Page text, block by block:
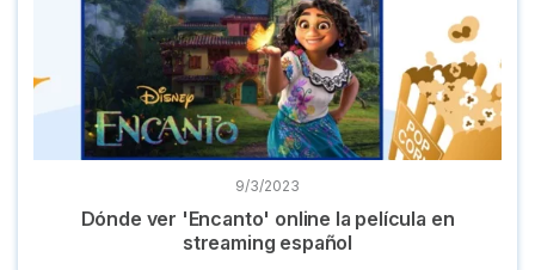
9/3/2023
Dónde ver 'Encanto' online la película en
streaming español